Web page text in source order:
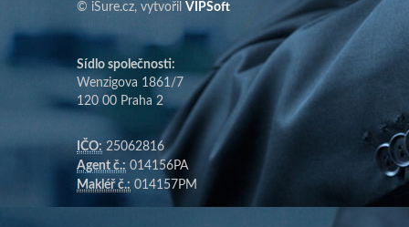
© iSure.cz, vytvořil VIPSoft
Sídlo společnosti:
Wenzigova 1861/7
120 00 Praha 2
IČO: 25062816
Agent č.: 014156PA
Makléř č.: 014157PM